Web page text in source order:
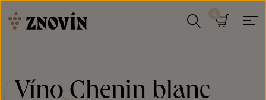
Víno Chenin blanc